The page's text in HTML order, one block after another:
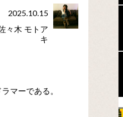
2025.10.15
々木 モトア
キ
マーである。